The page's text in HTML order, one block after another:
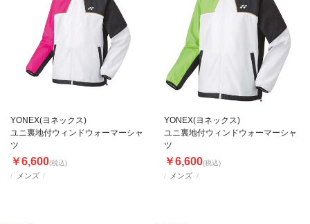
メンズ
YONEX(ヨネックス)
ユニ裏地付ウィンドウォーマーシャ
ツ
￥6,600(税込)
メンズ
YONEX(ヨネックス)
ユニ裏地付ウィンドウォーマーシャ
ツ
￥6,600(税込)